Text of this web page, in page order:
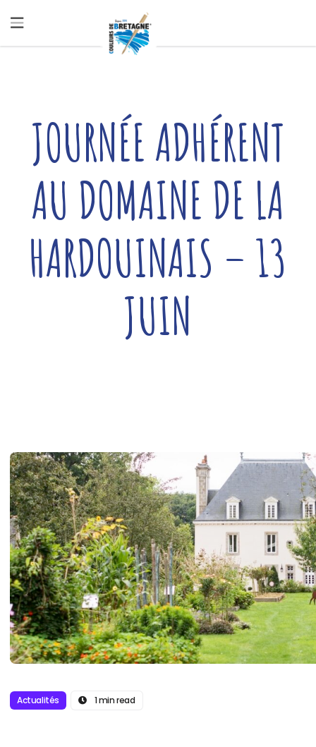
JOURNÉE ADHÉRENT
AU DOMAINE DE LA
HARDOUINAIS – 13
JUIN
Actualités 1 min read